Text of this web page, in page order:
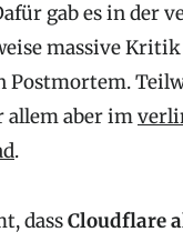
gab es in der
massive
Postmortem.
aber im
.
dassCloudflare